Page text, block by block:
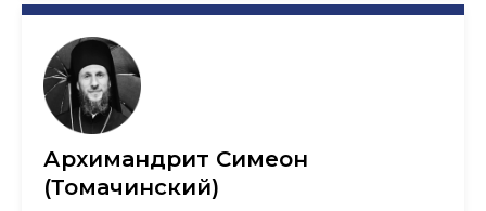
Архимандрит Симеон
(Томачинский)